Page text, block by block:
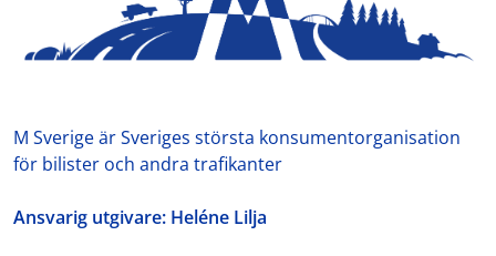
M Sverige är Sveriges största konsumentorganisation
för bilister och andra trafikanter
Ansvarig utgivare: Heléne Lilja